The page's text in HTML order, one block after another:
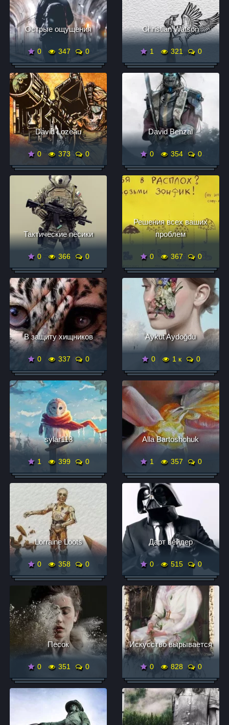
Острые ощущения
0 347 0
Christian Watson
1 321 0
David Lozeau
0 373 0
David Benzal
0 354 0
Тактические пёсики
0 366 0
Решения всех ваших
проблем
0 367 0
В защиту хищников
0 337 0
Aykut Aydoğdu
0 1 к 0
sylar113
1 399 0
Alla Bartoshchuk
1 357 0
Lorraine Loots
0 358 0
Дарт вейдер
0 515 0
Песок
0 351 0
Искусство вырывается
0 828 0